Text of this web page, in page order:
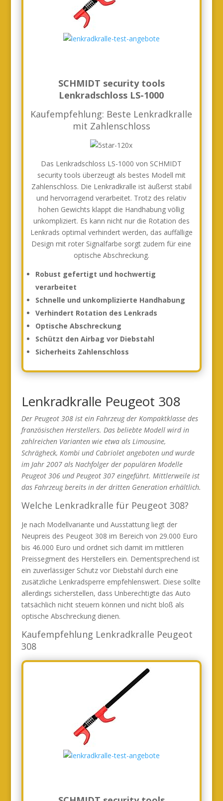
SCHMIDT security tools
Lenkradschloss LS-1000
Kaufempfehlung: Beste Lenkradkralle
mit Zahlenschloss
Das Lenkradschloss LS-1000 von SCHMIDT
security tools überzeugt als bestes Modell mit
Zahlenschloss. Die Lenkradkralle ist äußerst stabil
und hervorragend verarbeitet. Trotz des relativ
hohen Gewichts klappt die Handhabung völlig
unkompliziert. Es kann nicht nur die Rotation des
Lenkrads optimal verhindert werden, das auffällige
Design mit roter Signalfarbe sorgt zudem für eine
optische Abschreckung.
Robust gefertigt und hochwertig
verarbeitet
Schnelle und unkomplizierte Handhabung
Verhindert Rotation des Lenkrads
Optische Abschreckung
Schützt den Airbag vor Diebstahl
Sicherheits Zahlenschloss
Lenkradkralle Peugeot 308
Der Peugeot 308 ist ein Fahrzeug der Kompaktklasse des
französischen Herstellers. Das beliebte Modell wird in
zahlreichen Varianten wie etwa als Limousine,
Schrägheck, Kombi und Cabriolet angeboten und wurde
im Jahr 2007 als Nachfolger der populären Modelle
Peugeot 306 und Peugeot 307 eingeführt. Mittlerweile ist
das Fahrzeug bereits in der dritten Generation erhältlich.
Welche Lenkradkralle für Peugeot 308?
Je nach Modellvariante und Ausstattung liegt der
Neupreis des Peugeot 308 im Bereich von 29.000 Euro
bis 46.000 Euro und ordnet sich damit im mittleren
Preissegment des Herstellers ein. Dementsprechend ist
ein zuverlässiger Schutz vor Diebstahl durch eine
zusätzliche Lenkradsperre empfehlenswert. Diese sollte
allerdings sicherstellen, dass Unberechtigte das Auto
tatsächlich nicht steuern können und nicht bloß als
optische Abschreckung dienen.
Kaufempfehlung Lenkradkralle Peugeot
308